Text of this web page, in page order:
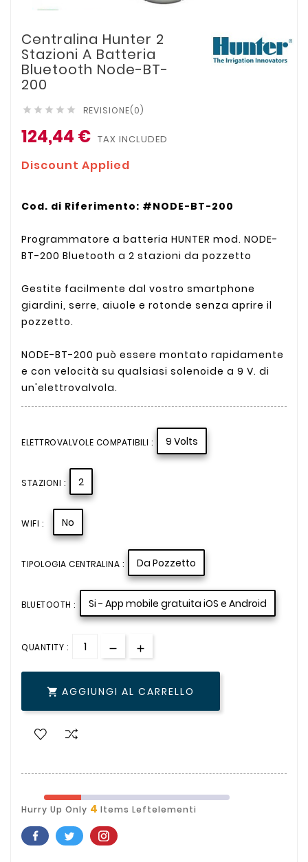
Centralina Hunter 2
Stazioni A Batteria
Bluetooth Node-BT-
200
     REVISIONE(0)
124,44 € TAX INCLUDED
Discount Applied
Cod. di Riferimento: #NODE-BT-200
Programmatore a batteria HUNTER mod. NODE-
BT-200 Bluetooth a 2 stazioni da pozzetto
Gestite facilmente dal vostro smartphone
giardini, serre, aiuole e rotonde senza aprire il
pozzetto.
NODE-BT-200 può essere montato rapidamente
e con velocità su qualsiasi solenoide a 9 V. di
un'elettrovalvola.
ELETTROVALVOLE COMPATIBILI : 9 Volts
STAZIONI : 2
WIFI : No
TIPOLOGIA CENTRALINA : Da Pozzetto
BLUETOOTH : Si - App mobile gratuita iOS e Android
QUANTITY :
 AGGIUNGI AL CARRELLO
Hurry Up Only 4 Items Leftelementi